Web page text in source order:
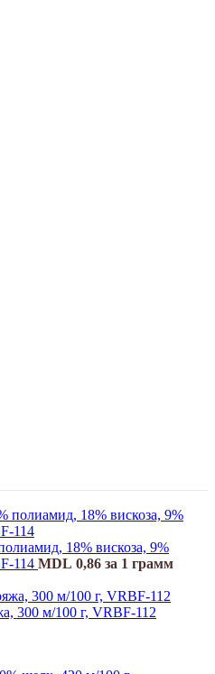
18% вискоза, 9%
114 MDL 0,86 за 1 грамм
300 м/100 г, VRBF-112